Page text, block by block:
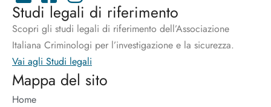
Studi legali di riferimento
Scopri gli studi legali di riferimento dell’Associazione
Italiana Criminologi per l’investigazione e la sicurezza.
Vai agli Studi legali
Mappa del sito
Home